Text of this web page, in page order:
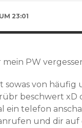
23:01
PW
sowas von häufig
beschwert xD
ein telefon
und dir auf